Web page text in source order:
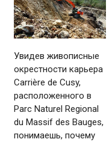
Увидев живописные
окрестности карьера
Carrière de Cusy,
расположенного в
Parc Naturel Regional
du Massif des Bauges,
понимаешь, почему